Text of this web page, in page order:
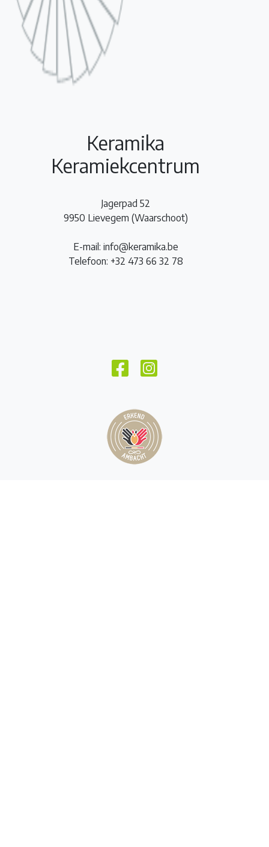
Keramika
Keramiekcentrum
Jagerpad 52
9950 Lievegem (Waarschoot)
E-mail: info@keramika.be
Telefoon: +32 473 66 32 78